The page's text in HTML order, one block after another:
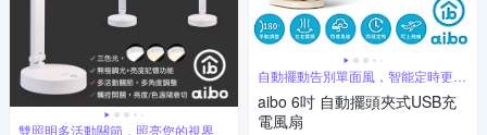
雙照明多活動關節，照亮您的視界
自動擺動告別單面風，智能定時更省
心
aibo 6吋 自動擺頭夾式USB充
電風扇